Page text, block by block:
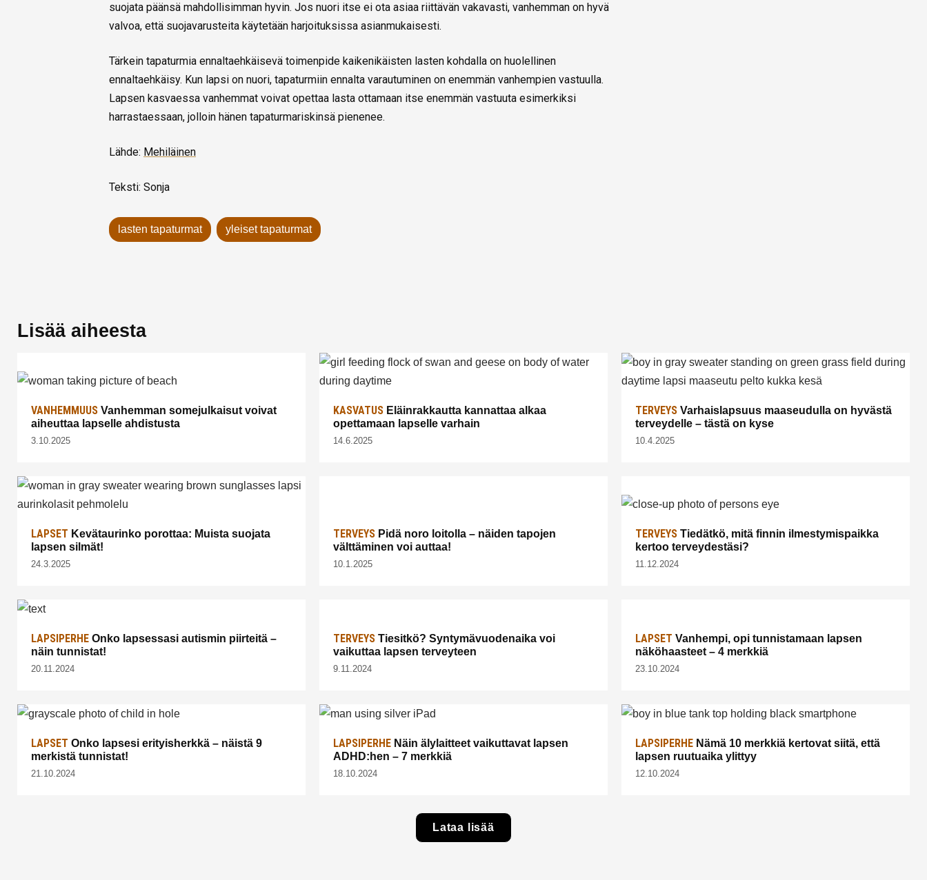
suojata päänsä mahdollisimman hyvin. Jos nuori itse ei ota asiaa riittävän vakavasti, vanhemman on hyvä
valvoa, että suojavarusteita käytetään harjoituksissa asianmukaisesti.
Tärkein tapaturmia ennaltaehkäisevä toimenpide kaikenikäisten lasten kohdalla on huolellinen
ennaltaehkäisy. Kun lapsi on nuori, tapaturmiin ennalta varautuminen on enemmän vanhempien vastuulla.
Lapsen kasvaessa vanhemmat voivat opettaa lasta ottamaan itse enemmän vastuuta esimerkiksi
harrastaessaan, jolloin hänen tapaturmariskinsä pienenee.
Lähde: Mehiläinen
Teksti: Sonja
lasten tapaturmat yleiset tapaturmat
Lisää aiheesta
VANHEMMUUS Vanhemman somejulkaisut voivat
aiheuttaa lapselle ahdistusta
3.10.2025
KASVATUS Eläinrakkautta kannattaa alkaa
opettamaan lapselle varhain
14.6.2025
TERVEYS Varhaislapsuus maaseudulla on hyvästä
terveydelle – tästä on kyse
10.4.2025
LAPSET Kevätaurinko porottaa: Muista suojata
lapsen silmät!
24.3.2025
TERVEYS Pidä noro loitolla – näiden tapojen
välttäminen voi auttaa!
10.1.2025
TERVEYS Tiedätkö, mitä finnin ilmestymispaikka
kertoo terveydestäsi?
11.12.2024
LAPSIPERHE Onko lapsessasi autismin piirteitä –
näin tunnistat!
20.11.2024
TERVEYS Tiesitkö? Syntymävuodenaika voi
vaikuttaa lapsen terveyteen
9.11.2024
LAPSET Vanhempi, opi tunnistamaan lapsen
näköhaasteet – 4 merkkiä
23.10.2024
LAPSET Onko lapsesi erityisherkkä – näistä 9
merkistä tunnistat!
21.10.2024
LAPSIPERHE Näin älylaitteet vaikuttavat lapsen
ADHD:hen – 7 merkkiä
18.10.2024
LAPSIPERHE Nämä 10 merkkiä kertovat siitä, että
lapsen ruutuaika ylittyy
12.10.2024
Lataa lisää